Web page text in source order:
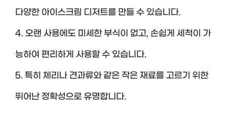
다양한 아이스크림 디저트를 만들 수 있습니다.
4. 오랜 사용에도 미세한 부식이 없고, 손쉽게 세척이 가
능하여 편리하게 사용할 수 있습니다.
5. 특히 체리나 견과류와 같은 작은 재료를 고르기 위한
뛰어난 정확성으로 유명합니다.